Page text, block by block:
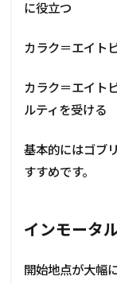
に役立つ
カラク＝エイト
カラク＝エイト
ルティを受ける
基本的にはゴブ
すすめです。
インモータ
開始地点が大幅